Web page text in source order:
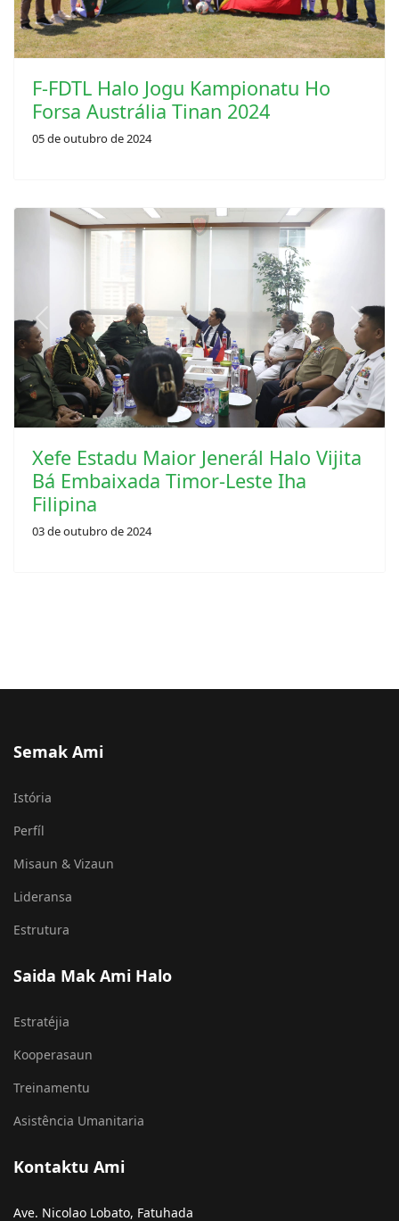
F-FDTL Halo Jogu Kampionatu Ho
Forsa Austrália Tinan 2024
05 de outubro de 2024
Previous Next
Xefe Estadu Maior Jenerál Halo Vijita
Bá Embaixada Timor-Leste Iha
Filipina
Semak Ami
Istória
Perfíl
Misaun & Vizaun
Lideransa
Estrutura
Saida Mak Ami Halo
Estratéjia
Kooperasaun
Treinamentu
Asistência Umanitaria
Kontaktu Ami